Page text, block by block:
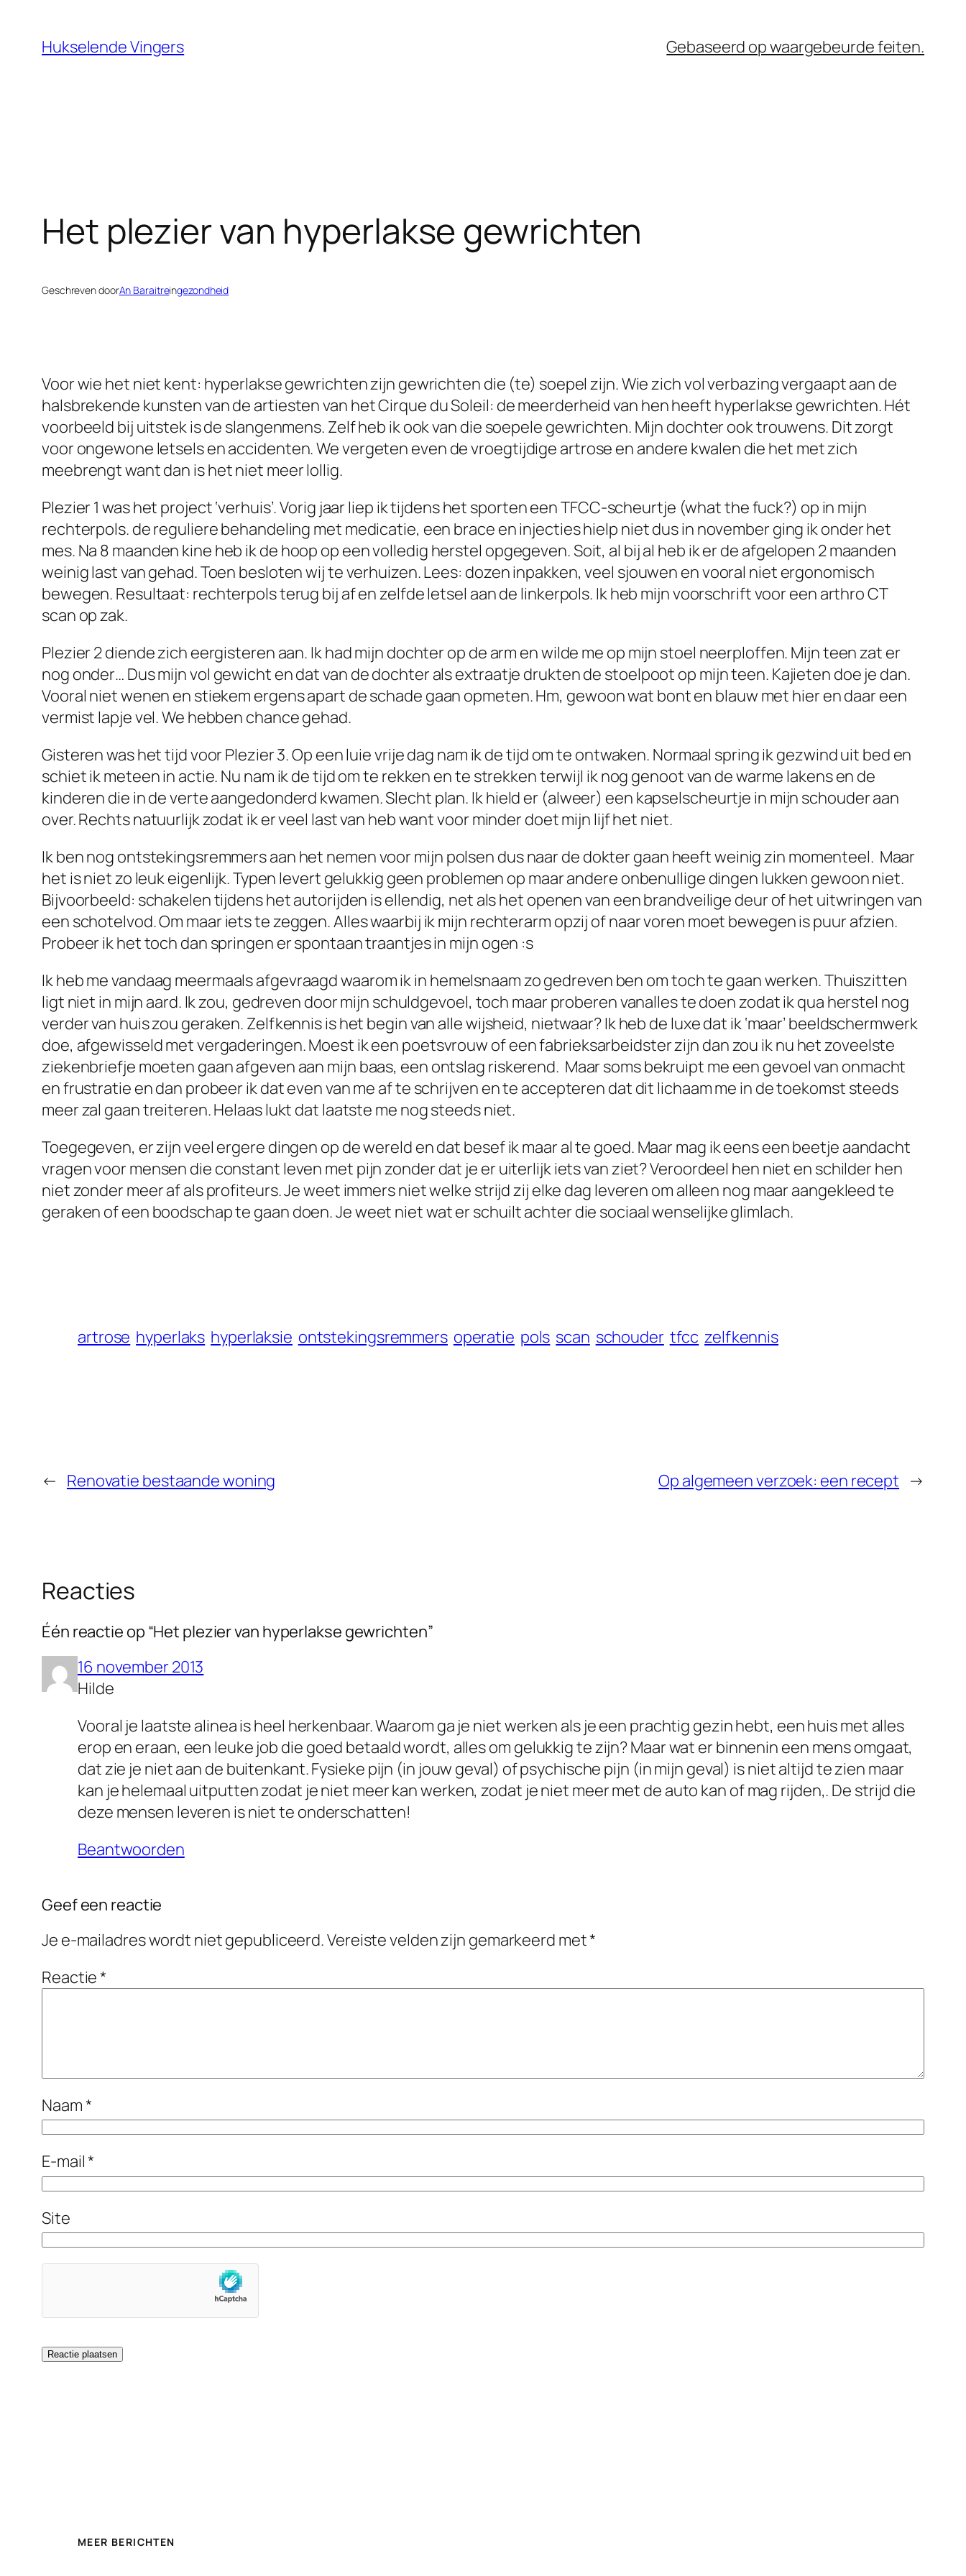
Hukselende Vingers Gebaseerd op waargebeurde feiten.
Het plezier van hyperlakse gewrichten
Geschreven doorAn Baraitreingezondheid
Voor wie het niet kent: hyperlakse gewrichten zijn gewrichten die (te) soepel zijn. Wie zich vol verbazing vergaapt aan de
halsbrekende kunsten van de artiesten van het Cirque du Soleil: de meerderheid van hen heeft hyperlakse gewrichten. Hét
voorbeeld bij uitstek is de slangenmens. Zelf heb ik ook van die soepele gewrichten. Mijn dochter ook trouwens. Dit zorgt
voor ongewone letsels en accidenten. We vergeten even de vroegtijdige artrose en andere kwalen die het met zich
meebrengt want dan is het niet meer lollig.
Plezier 1 was het project ‘verhuis’. Vorig jaar liep ik tijdens het sporten een TFCC-scheurtje (what the fuck?) op in mijn
rechterpols. de reguliere behandeling met medicatie, een brace en injecties hielp niet dus in november ging ik onder het
mes. Na 8 maanden kine heb ik de hoop op een volledig herstel opgegeven. Soit, al bij al heb ik er de afgelopen 2 maanden
weinig last van gehad. Toen besloten wij te verhuizen. Lees: dozen inpakken, veel sjouwen en vooral niet ergonomisch
bewegen. Resultaat: rechterpols terug bij af en zelfde letsel aan de linkerpols. Ik heb mijn voorschrift voor een arthro CT
scan op zak.
Plezier 2 diende zich eergisteren aan. Ik had mijn dochter op de arm en wilde me op mijn stoel neerploffen. Mijn teen zat er
nog onder… Dus mijn vol gewicht en dat van de dochter als extraatje drukten de stoelpoot op mijn teen. Kajieten doe je dan.
Vooral niet wenen en stiekem ergens apart de schade gaan opmeten. Hm, gewoon wat bont en blauw met hier en daar een
vermist lapje vel. We hebben chance gehad.
Gisteren was het tijd voor Plezier 3. Op een luie vrije dag nam ik de tijd om te ontwaken. Normaal spring ik gezwind uit bed en
schiet ik meteen in actie. Nu nam ik de tijd om te rekken en te strekken terwijl ik nog genoot van de warme lakens en de
kinderen die in de verte aangedonderd kwamen. Slecht plan. Ik hield er (alweer) een kapselscheurtje in mijn schouder aan
over. Rechts natuurlijk zodat ik er veel last van heb want voor minder doet mijn lijf het niet.
Ik ben nog ontstekingsremmers aan het nemen voor mijn polsen dus naar de dokter gaan heeft weinig zin momenteel. Maar
het is niet zo leuk eigenlijk. Typen levert gelukkig geen problemen op maar andere onbenullige dingen lukken gewoon niet.
Bijvoorbeeld: schakelen tijdens het autorijden is ellendig, net als het openen van een brandveilige deur of het uitwringen van
een schotelvod. Om maar iets te zeggen. Alles waarbij ik mijn rechterarm opzij of naar voren moet bewegen is puur afzien.
Probeer ik het toch dan springen er spontaan traantjes in mijn ogen :s
Ik heb me vandaag meermaals afgevraagd waarom ik in hemelsnaam zo gedreven ben om toch te gaan werken. Thuiszitten
ligt niet in mijn aard. Ik zou, gedreven door mijn schuldgevoel, toch maar proberen vanalles te doen zodat ik qua herstel nog
verder van huis zou geraken. Zelfkennis is het begin van alle wijsheid, nietwaar? Ik heb de luxe dat ik ‘maar’ beeldschermwerk
doe, afgewisseld met vergaderingen. Moest ik een poetsvrouw of een fabrieksarbeidster zijn dan zou ik nu het zoveelste
ziekenbriefje moeten gaan afgeven aan mijn baas, een ontslag riskerend. Maar soms bekruipt me een gevoel van onmacht
en frustratie en dan probeer ik dat even van me af te schrijven en te accepteren dat dit lichaam me in de toekomst steeds
meer zal gaan treiteren. Helaas lukt dat laatste me nog steeds niet.
Toegegeven, er zijn veel ergere dingen op de wereld en dat besef ik maar al te goed. Maar mag ik eens een beetje aandacht
vragen voor mensen die constant leven met pijn zonder dat je er uiterlijk iets van ziet? Veroordeel hen niet en schilder hen
niet zonder meer af als profiteurs. Je weet immers niet welke strijd zij elke dag leveren om alleen nog maar aangekleed te
geraken of een boodschap te gaan doen. Je weet niet wat er schuilt achter die sociaal wenselijke glimlach.
artrose hyperlaks hyperlaksie ontstekingsremmers operatie pols scan schouder tfcc zelfkennis
← Renovatie bestaande woning Op algemeen verzoek: een recept →
Reacties
Één reactie op “Het plezier van hyperlakse gewrichten”
16 november 2013
Hilde
Vooral je laatste alinea is heel herkenbaar. Waarom ga je niet werken als je een prachtig gezin hebt, een huis met alles
erop en eraan, een leuke job die goed betaald wordt, alles om gelukkig te zijn? Maar wat er binnenin een mens omgaat,
dat zie je niet aan de buitenkant. Fysieke pijn (in jouw geval) of psychische pijn (in mijn geval) is niet altijd te zien maar
kan je helemaal uitputten zodat je niet meer kan werken, zodat je niet meer met de auto kan of mag rijden,. De strijd die
deze mensen leveren is niet te onderschatten!
Beantwoorden
Geef een reactie
Je e-mailadres wordt niet gepubliceerd.Vereiste velden zijn gemarkeerd met*
Reactie*
Naam*
E-mail*
Site
MEER BERICHTEN